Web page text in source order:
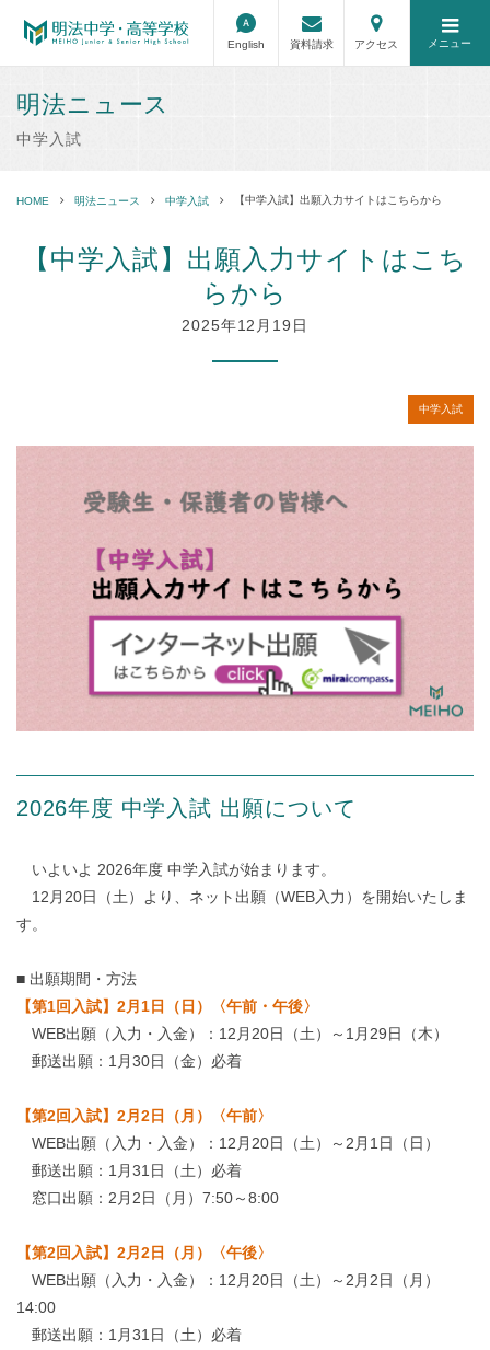
English 資料請求 アクセス メニュー
明法ニュース
中学入試
HOME 明法ニュース 中学入試 【中学入試】出願入力サイトはこちらから
【中学入試】出願入力サイトはこち
らから
2025年12月19日
中学入試
2026年度 中学入試 出願について
いよいよ 2026年度 中学入試が始まります。
12月20日（土）より、ネット出願（WEB入力）を開始いたしま
す。
■ 出願期間・方法
【第1回入試】2月1日（日）〈午前・午後〉
WEB出願（入力・入金）：12月20日（土）～1月29日（木）
郵送出願：1月30日（金）必着
【第2回入試】2月2日（月）〈午前〉
WEB出願（入力・入金）：12月20日（土）～2月1日（日）
郵送出願：1月31日（土）必着
窓口出願：2月2日（月）7:50～8:00
【第2回入試】2月2日（月）〈午後〉
WEB出願（入力・入金）：12月20日（土）～2月2日（月）
14:00
郵送出願：1月31日（土）必着